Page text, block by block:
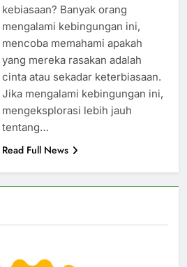
kebiasaan? Banyak orang
mengalami kebingungan ini,
mencoba memahami apakah
yang mereka rasakan adalah
cinta atau sekadar keterbiasaan.
Jika mengalami kebingungan ini,
mengeksplorasi lebih jauh
tentang…
Read Full News